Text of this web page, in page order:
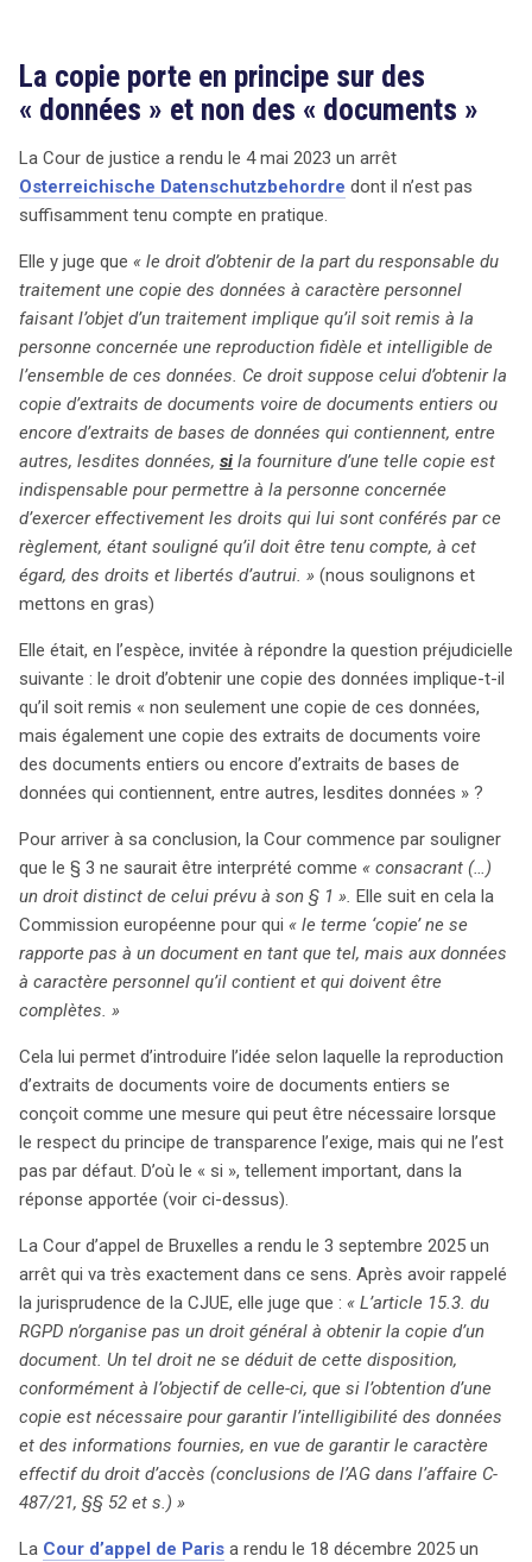
La copie porte en principe sur des
« données » et non des « documents »
La Cour de justice a rendu le 4 mai 2023 un arrêt
Osterreichische Datenschutzbehordre dont il n’est pas
suffisamment tenu compte en pratique.
Elle y juge que « le droit d’obtenir de la part du responsable du
traitement une copie des données à caractère personnel
faisant l’objet d’un traitement implique qu’il soit remis à la
personne concernée une reproduction fidèle et intelligible de
l’ensemble de ces données. Ce droit suppose celui d’obtenir la
copie d’extraits de documents voire de documents entiers ou
encore d’extraits de bases de données qui contiennent, entre
autres, lesdites données, si la fourniture d’une telle copie est
indispensable pour permettre à la personne concernée
d’exercer effectivement les droits qui lui sont conférés par ce
règlement, étant souligné qu’il doit être tenu compte, à cet
égard, des droits et libertés d’autrui. » (nous soulignons et
mettons en gras)
Elle était, en l’espèce, invitée à répondre la question préjudicielle
suivante : le droit d’obtenir une copie des données implique-t-il
qu’il soit remis « non seulement une copie de ces données,
mais également une copie des extraits de documents voire
des documents entiers ou encore d’extraits de bases de
données qui contiennent, entre autres, lesdites données » ?
Pour arriver à sa conclusion, la Cour commence par souligner
que le § 3 ne saurait être interprété comme « consacrant (…)
un droit distinct de celui prévu à son § 1 ». Elle suit en cela la
Commission européenne pour qui « le terme ‘copie’ ne se
rapporte pas à un document en tant que tel, mais aux données
à caractère personnel qu’il contient et qui doivent être
complètes. »
Cela lui permet d’introduire l’idée selon laquelle la reproduction
d’extraits de documents voire de documents entiers se
conçoit comme une mesure qui peut être nécessaire lorsque
le respect du principe de transparence l’exige, mais qui ne l’est
pas par défaut. D’où le « si », tellement important, dans la
réponse apportée (voir ci-dessus).
La Cour d’appel de Bruxelles a rendu le 3 septembre 2025 un
arrêt qui va très exactement dans ce sens. Après avoir rappelé
la jurisprudence de la CJUE, elle juge que : « L’article 15.3. du
RGPD n’organise pas un droit général à obtenir la copie d’un
document. Un tel droit ne se déduit de cette disposition,
conformément à l’objectif de celle-ci, que si l’obtention d’une
copie est nécessaire pour garantir l’intelligibilité des données
et des informations fournies, en vue de garantir le caractère
effectif du droit d’accès (conclusions de l’AG dans l’affaire C-
487/21, §§ 52 et s.) »
La Cour d’appel de Paris a rendu le 18 décembre 2025 un